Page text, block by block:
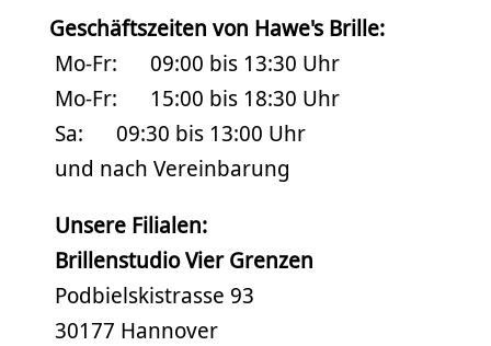
Geschäftszeiten von Hawe's Brille:
Mo-Fr: 09:00 bis 13:30 Uhr
Mo-Fr: 15:00 bis 18:30 Uhr
Sa: 09:30 bis 13:00 Uhr
und nach Vereinbarung
Unsere Filialen:
Brillenstudio Vier Grenzen
Podbielskistrasse 93
30177 Hannover